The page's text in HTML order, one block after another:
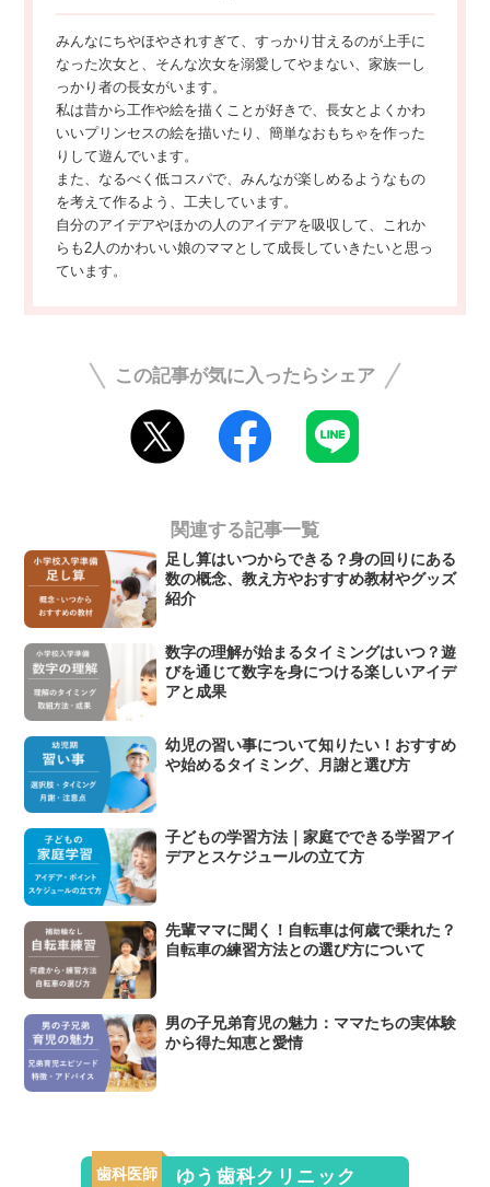
みんなにちやほやされすぎて、すっかり甘えるのが上手に
なった次女と、そんな次女を溺愛してやまない、家族一し
っかり者の長女がいます。
私は昔から工作や絵を描くことが好きで、長女とよくかわ
いいプリンセスの絵を描いたり、簡単なおもちゃを作った
りして遊んでいます。
また、なるべく低コスパで、みんなが楽しめるようなもの
を考えて作るよう、工夫しています。
自分のアイデアやほかの人のアイデアを吸収して、これか
らも2人のかわいい娘のママとして成長していきたいと思っ
ています。
この記事が気に入ったらシェア
関連する記事一覧
足し算はいつからできる？身の回りにある
数の概念、教え方やおすすめ教材やグッズ
紹介
数字の理解が始まるタイミングはいつ？遊
びを通じて数字を身につける楽しいアイデ
アと成果
幼児の習い事について知りたい！おすすめ
や始めるタイミング、月謝と選び方
子どもの学習方法｜家庭でできる学習アイ
デアとスケジュールの立て方
先輩ママに聞く！自転車は何歳で乗れた？
自転車の練習方法との選び方について
男の子兄弟育児の魅力：ママたちの実体験
から得た知恵と愛情
歯科医師
ゆう歯科クリニック